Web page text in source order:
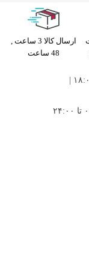
ارسال کالا 3 ساعت ,
48 ساعت